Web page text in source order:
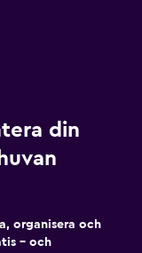
din
organisera och
– och